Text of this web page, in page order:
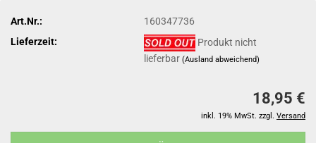
Art.Nr.:
160347736
Lieferzeit:
Produkt nicht
lieferbar(Ausland abweichend)
18,95 €
inkl. 19% MwSt. zzgl. Versand